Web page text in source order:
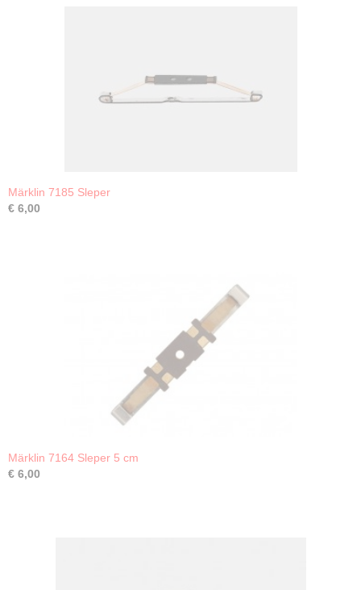
Märklin 7185 Sleper
€ 6,00
Märklin 7164 Sleper 5 cm
€ 6,00